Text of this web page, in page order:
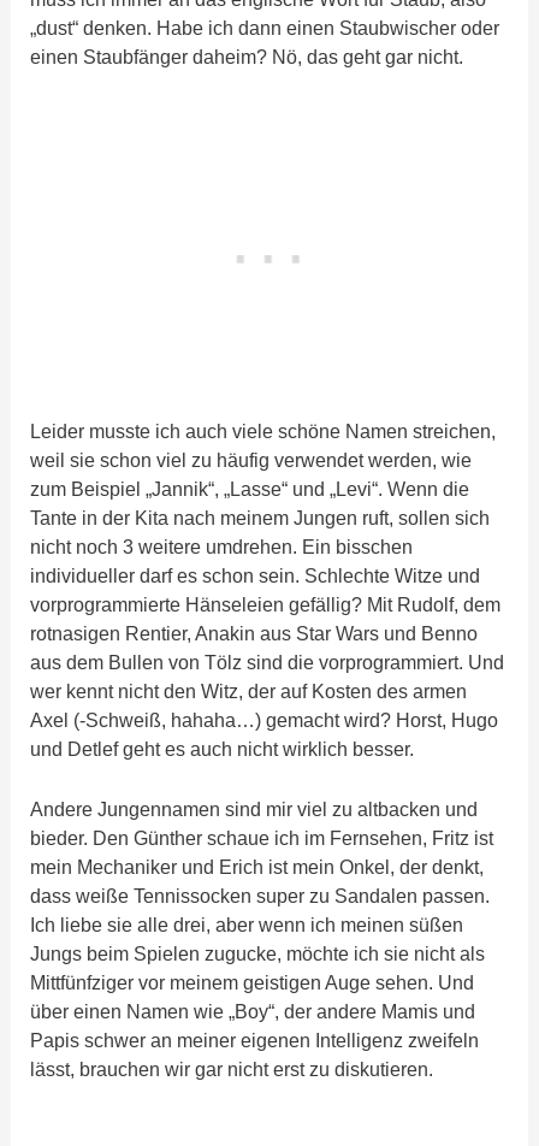
„dust“ denken. Habe ich dann einen Staubwischer oder
einen Staubfänger daheim? Nö, das geht gar nicht.
Leider musste ich auch viele schöne Namen streichen,
weil sie schon viel zu häufig verwendet werden, wie
zum Beispiel „Jannik“, „Lasse“ und „Levi“. Wenn die
Tante in der Kita nach meinem Jungen ruft, sollen sich
nicht noch 3 weitere umdrehen. Ein bisschen
individueller darf es schon sein. Schlechte Witze und
vorprogrammierte Hänseleien gefällig? Mit Rudolf, dem
rotnasigen Rentier, Anakin aus Star Wars und Benno
aus dem Bullen von Tölz sind die vorprogrammiert. Und
wer kennt nicht den Witz, der auf Kosten des armen
Axel (-Schweiß, hahaha…) gemacht wird? Horst, Hugo
und Detlef geht es auch nicht wirklich besser.
Andere Jungennamen sind mir viel zu altbacken und
bieder. Den Günther schaue ich im Fernsehen, Fritz ist
mein Mechaniker und Erich ist mein Onkel, der denkt,
dass weiße Tennissocken super zu Sandalen passen.
Ich liebe sie alle drei, aber wenn ich meinen süßen
Jungs beim Spielen zugucke, möchte ich sie nicht als
Mittfünfziger vor meinem geistigen Auge sehen. Und
über einen Namen wie „Boy“, der andere Mamis und
Papis schwer an meiner eigenen Intelligenz zweifeln
lässt, brauchen wir gar nicht erst zu diskutieren.